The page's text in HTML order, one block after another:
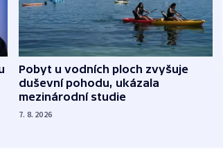
Pobyt u vodních ploch zvyšuje
duševní pohodu, ukázala
mezinárodní studie
7. 8. 2026